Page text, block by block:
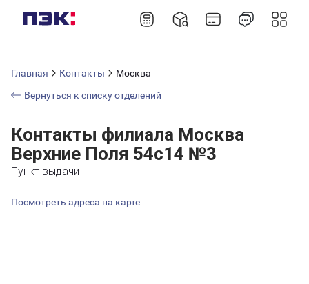
Главная Контакты
Москва
Вернуться к списку отделений
Контакты филиала Москва
Верхние Поля 54с14 №3
Пункт выдачи
Посмотреть адреса на карте